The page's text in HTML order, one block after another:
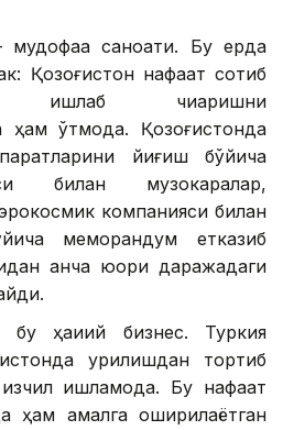
саноати. Бу ерда
Қозоғистон нафақат сотиб
чиқаришни
ҳам ўтмоқда. Қозоғистонда
йиғиш бўйича
билан музокаралар,
компанияси билан
меморандум етказиб
анча юқори даражадаги
ҳақиқий бизнес. Туркия
қурилишдан тортиб
ишламоқда. Бу нафақат
ҳам амалга оширилаётган